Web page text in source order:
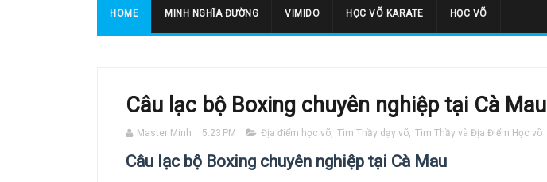
HOME MINH NGHĨA ĐƯỜNG VIMIDO HỌC VÕ KARATE HỌC VÕ
Câu lạc bộ Boxing chuyên nghiệp tại Cà Mau
Master Minh 5:23 PM Địa điểm học võ, Tìm Thầy dạy võ, Tìm Thầy và Địa Điểm Học võ
Câu lạc bộ Boxing chuyên nghiệp tại Cà Mau